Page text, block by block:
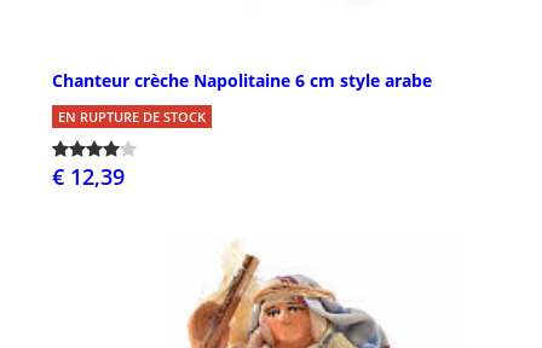
Chanteur crèche Napolitaine 6 cm style arabe
EN RUPTURE DE STOCK
€ 12,39